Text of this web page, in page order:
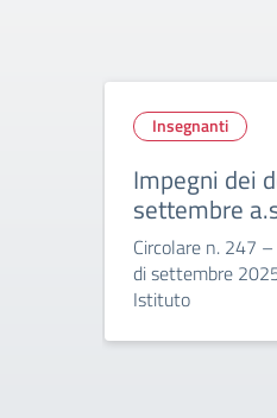
Insegnanti
Impegni dei
settembre
Circolare n. 247
di settembre
Istituto